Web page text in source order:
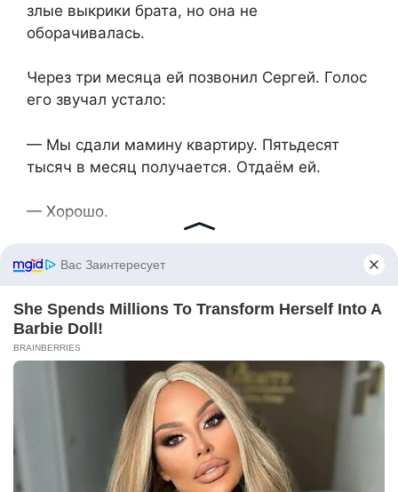
злые выкрики брата, но она не
оборачивалась.
Через три месяца ей позвонил Сергей. Голос
его звучал устало:
— Мы сдали мамину квартиру. Пятьдесят
тысяч в месяц получается. Отдаём ей.
— Хорошо.
— Она к нам переехала.
— Понятно.
— Ань… — он замялся, — может, ты хоть
иногда будешь её навещать?
— Нет, Серёж. Это твой выбор и твоя
ответственность теперь.
Ещё через месяц позвонила Ольга: